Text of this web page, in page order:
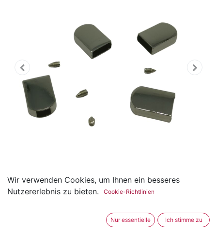
Reissverschluss Endstück
zum schrauben 13 x 18mm
Wir verwenden Cookies, um Ihnen ein besseres
Nutzererlebnis zu bieten.
Cookie-Richtlinien
Nur essentielle Ich stimme zu